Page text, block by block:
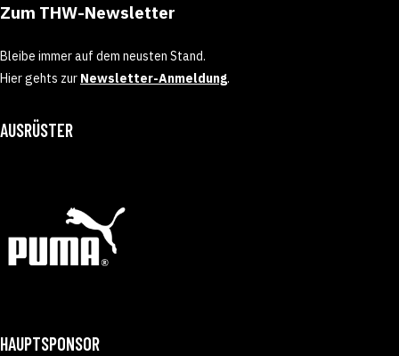
Zum THW-Newsletter
Bleibe immer auf dem neusten Stand.
Hier gehts zur Newsletter-Anmeldung.
AUSRÜSTER
HAUPTSPONSOR